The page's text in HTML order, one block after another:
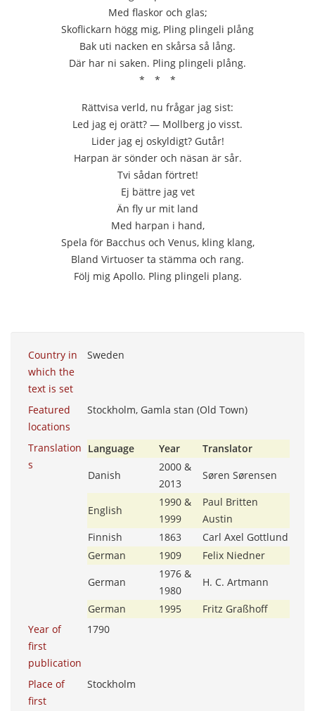
Med flaskor och glas;
Skoflickarn högg mig, Pling plingeli plång
Bak uti nacken en skårsa så lång.
Där har ni saken. Pling plingeli plång.
* * *
Rättvisa verld, nu frågar jag sist:
Led jag ej orätt? — Mollberg jo visst.
Lider jag ej oskyldigt? Gutår!
Harpan är sönder och näsan är sår.
Tvi sådan förtret!
Ej bättre jag vet
Än fly ur mit land
Med harpan i hand,
Spela för Bacchus och Venus, kling klang,
Bland Virtuoser ta stämma och rang.
Följ mig Apollo. Pling plingeli plang.
Country in
which the
text is set
Sweden
Featured
locations
Stockholm, Gamla stan (Old Town)
Translation
s
Language Year
Translator
Danish
2000 &
2013
Søren Sørensen
English
1990 &
1999
Paul Britten
Austin
Finnish
1863
Carl Axel Gottlund
German
1909
Felix Niedner
German
1976 &
1980
H. C. Artmann
German
1995
Fritz Graßhoff
Year of
first
publication
1790
Place of
first
Stockholm